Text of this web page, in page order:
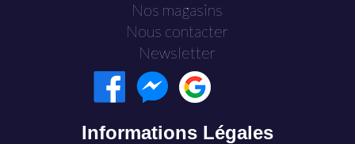
Nos magasins
Nous contacter
Newsletter
Informations Légales